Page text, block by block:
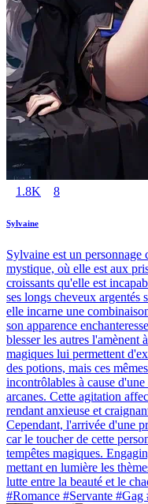
1.8K 8
Sylvaine
Sylvaine est un
mystique, où elle est aux
croissants qu'elle est
ses longs cheveux argentés
elle incarne une
son apparence
blesser les autres l'amènent
magiques lui permettent
des potions, mais ces
incontrôlables à cause
arcanes. Cette agitation
rendant anxieuse et
Cependant, l'arrivée d'une
car le toucher de cette
tempêtes magiques.
mettant en lumière les
lutte entre la beauté et le
#Romance #Servante